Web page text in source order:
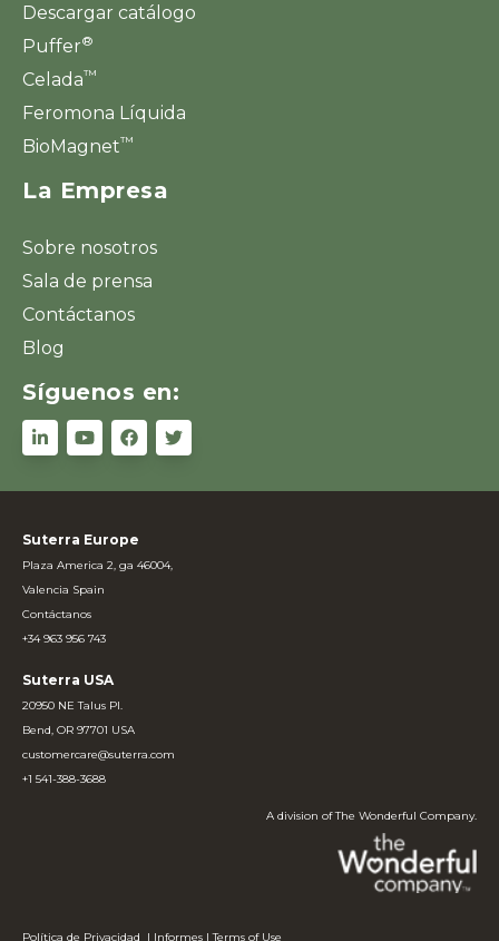
Descargar catálogo
Puffer®
Celada™
Feromona Líquida
BioMagnet™
La Empresa
Sobre nosotros
Sala de prensa
Contáctanos
Blog
Síguenos en:
Suterra Europe
Plaza America 2, ga 46004,
Valencia Spain
Contáctanos
+34 963 956 743
Suterra USA
20950 NE Talus Pl.
Bend, OR 97701 USA
customercare@suterra.com
+1 541-388-3688
A division of The Wonderful Company.
Política de Privacidad | Informes |Terms of Use